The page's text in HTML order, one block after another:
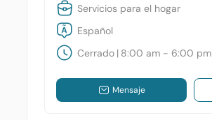
Servicios para el hogar
Español
Cerrado | 8:00 am - 6:00 pm
Mensaje